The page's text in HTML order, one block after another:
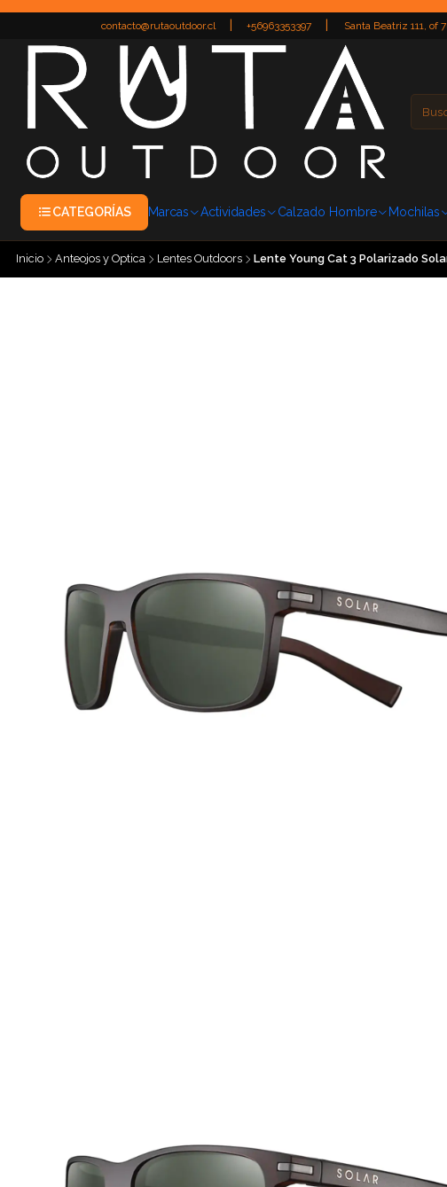
contacto@rutaoutdoor.cl
+56963353397
Santa Beatriz 111, of
CATEGORÍAS Marcas Actividades Calzado Hombre Mochilas
Inicio Anteojos y Optica Lentes Outdoors Lente Young Cat 3 Polarizado